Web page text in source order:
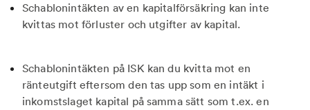
Schablonintäkten av en kapitalförsäkring kan inte
kvittas mot förluster och utgifter av kapital.
Schablonintäkten på ISK kan du kvitta mot en
ränteutgift eftersom den tas upp som en intäkt i
inkomstslaget kapital på samma sätt som t.ex. en